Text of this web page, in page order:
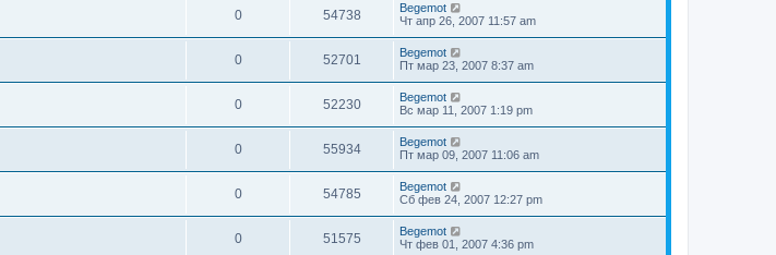
0 54738
Begemot
Чт апр 26, 2007 11:57 am
0 52701
Begemot
Пт мар 23, 2007 8:37 am
0 52230
Begemot
Вс мар 11, 2007 1:19 pm
0 55934
Begemot
Пт мар 09, 2007 11:06 am
0 54785
Begemot
Сб фев 24, 2007 12:27 pm
0 51575
Begemot
Чт фев 01, 2007 4:36 pm